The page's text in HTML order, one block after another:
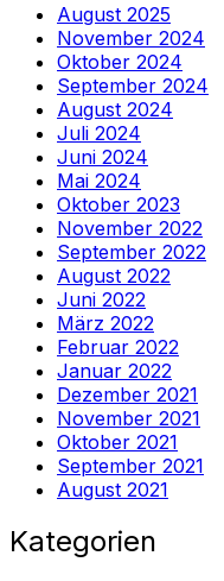
August 2025
November 2024
Oktober 2024
September 2024
August 2024
Juli 2024
Juni 2024
Mai 2024
Oktober 2023
November 2022
September 2022
August 2022
Juni 2022
März 2022
Februar 2022
Januar 2022
Dezember 2021
November 2021
Oktober 2021
September 2021
August 2021
Kategorien